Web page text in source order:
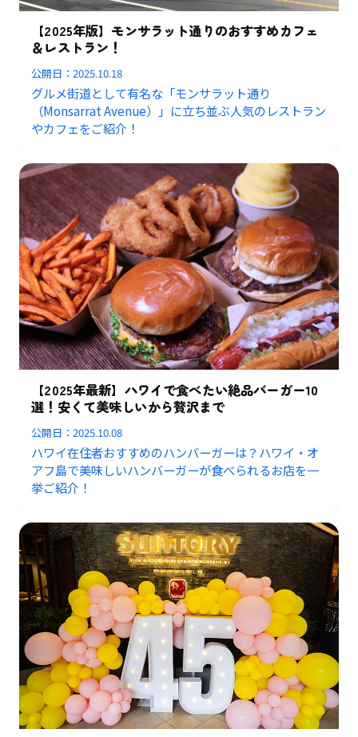
【2025年版】モンサラット通りのおすすめカフェ
＆レストラン！
公開日：2025.10.18
グルメ街道として有名な「モンサラット通り
（Monsarrat Avenue）」に立ち並ぶ人気のレストラン
やカフェをご紹介！
【2025年最新】ハワイで食べたい絶品バーガー10
選！安くて美味しいから贅沢まで
公開日：2025.10.08
ハワイ在住者おすすめのハンバーガーは？ハワイ・オ
アフ島で美味しいハンバーガーが食べられるお店を一
挙ご紹介！